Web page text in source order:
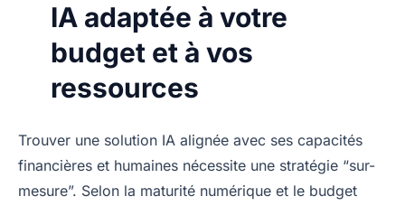
IA adaptée à votre
budget et à vos
ressources
Trouver une solution IA alignée avec ses capacités
financières et humaines nécessite une stratégie “sur-
mesure”. Selon la maturité numérique et le budget